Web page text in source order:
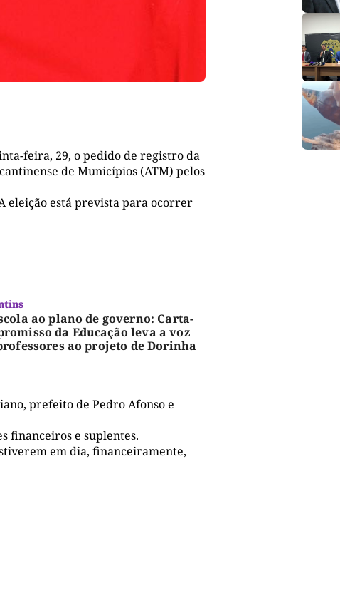
feira, 29, o pedido de registro da
de Municípios (ATM) pelos
eleição está prevista para ocorrer
ao plano de governo: Carta-
da Educação leva a voz
ao projeto de Dorinha
prefeito de Pedro Afonso e
financeiros e suplentes.
em dia, financeiramente,